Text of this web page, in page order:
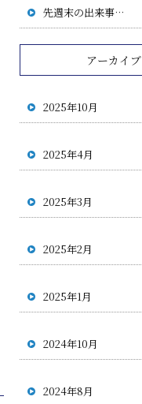
先週末の出来事…
アーカイブ
2025年10月
2025年4月
2025年3月
2025年2月
2025年1月
2024年10月
2024年8月